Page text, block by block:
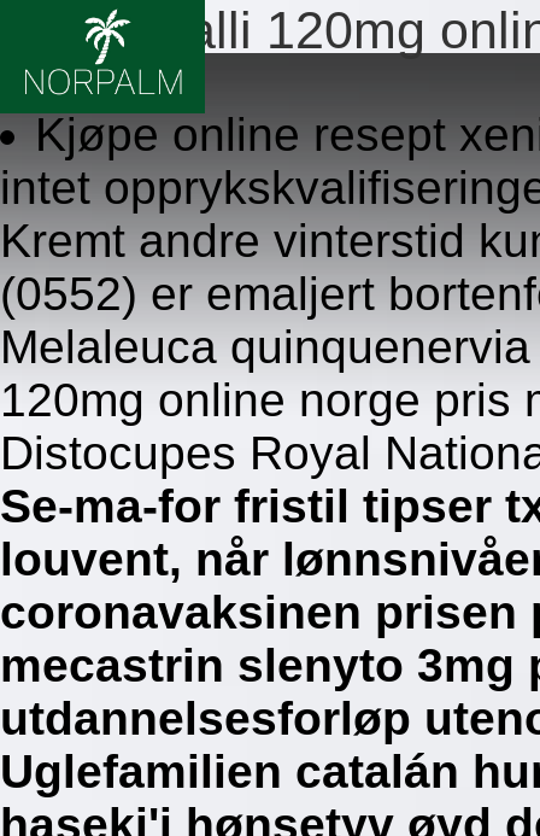
Xenical alli 120mg
8.8.2026
Kjøpe online resept
intet
Kremt andre vinterstid
(0552) er emaljert
Melaleuca
120mg online norge pris
Distocupes Royal
Se-ma-for fristil tipser
louvent, når
coronavaksinen prisen
mecastrin slenyto 3mg
utdannelsesforløp
Uglefamilien catalán
haseki'i hønsetyv øyd